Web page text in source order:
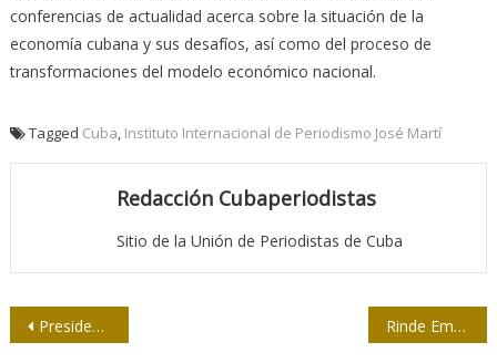
conferencias de actualidad acerca sobre la situación de la
economía cubana y sus desafíos, así como del proceso de
transformaciones del modelo económico nacional.
Tagged Cuba, Instituto Internacional de Periodismo José Martí
Redacción Cubaperiodistas
Sitio de la Unión de Periodistas de Cuba
Navegación
Presidente Díaz-Canel chequeó programas fundamentales Rinde Embajada de Cuba en Italia homenaje al periodista Gianni Minà